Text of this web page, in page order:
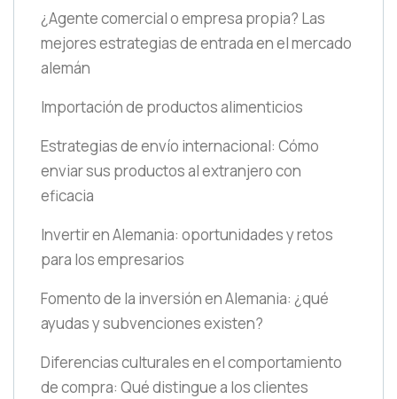
¿Agente comercial o empresa propia? Las
mejores estrategias de entrada en el mercado
alemán
Importación de productos alimenticios
Estrategias de envío internacional: Cómo
enviar sus productos al extranjero con
eficacia
Invertir en Alemania: oportunidades y retos
para los empresarios
Fomento de la inversión en Alemania: ¿qué
ayudas y subvenciones existen?
Diferencias culturales en el comportamiento
de compra: Qué distingue a los clientes